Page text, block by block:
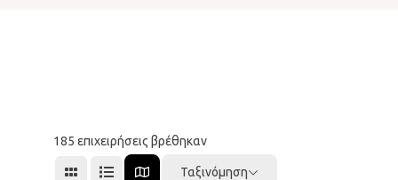
185 επιχειρήσεις βρέθηκαν
Ταξινόμηση